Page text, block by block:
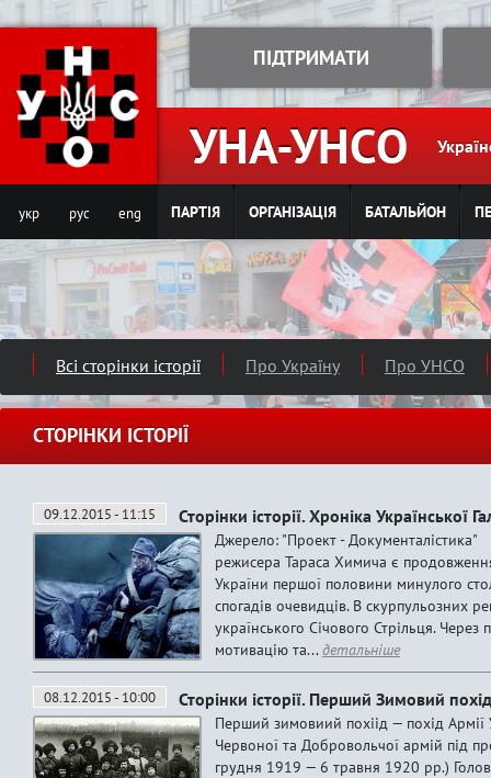
Jump to navigation
УНА-УНСО
ПІДТРИМАТИ
укр рус eng ПАРТІЯ ОРГАНІЗАЦІЯ БАТАЛЬЙОН
Всі сторінки історії Про Україну Про УНСО
СТОРІНКИ ІСТОРІЇ
09.12.2015 - 11:15 Сторінки історії. Хроніка Української
Джерело: "Проект -
режисера Тараса Химича є
України першої половини минулого
спогадів очевидців. В скурпульозних
українського Січового Стрільця.
мотивацію та...детальніше
08.12.2015 - 10:00 Сторінки історії. Перший Зимовий
Перший зимовиий похіід — похід Армії
Червоної та Добровольчої армій під
грудня 1919 — 6 травня 1920 рр.)